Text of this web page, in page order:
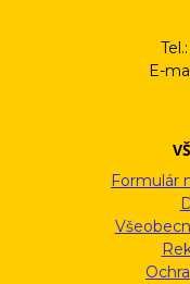
E-
Formulár